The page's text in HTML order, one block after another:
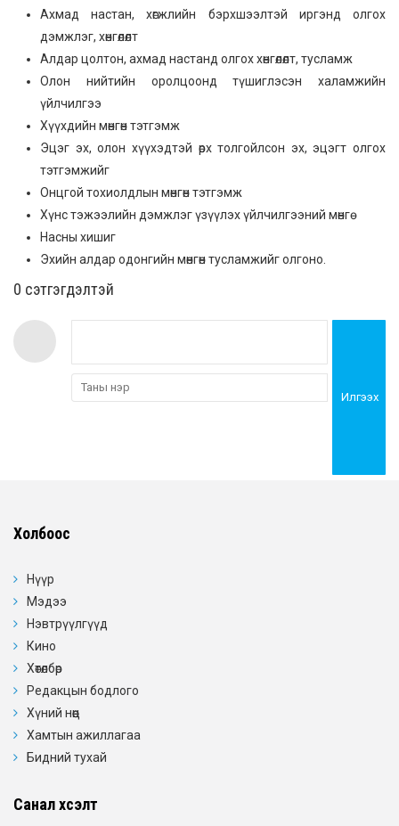
Ахмад настан, хөгжлийн бэрхшээлтэй иргэнд олгох
дэмжлэг, хөнгөлөлт
Алдар цолтон, ахмад настанд олгох хөнгөлөлт, тусламж
Олон нийтийн оролцоонд түшиглэсэн халамжийн
үйлчилгээ
Хүүхдийн мөнгөн тэтгэмж
Эцэг эх, олон хүүхэдтэй өрх толгойлсон эх, эцэгт олгох
тэтгэмжийг
Онцгой тохиолдлын мөнгөн тэтгэмж
Хүнс тэжээлийн дэмжлэг үзүүлэх үйлчилгээний мөнгө
Насны хишиг
Эхийн алдар одонгийн мөнгөн тусламжийг олгоно.
0 cэтгэгдэлтэй
Илгээх
Холбоос
Нүүр
Мэдээ
Нэвтрүүлгүүд
Кино
Хөтөлбөр
Редакцын бодлого
Хүний нөөц
Хамтын ажиллагаа
Бидний тухай
Санал хүсэлт